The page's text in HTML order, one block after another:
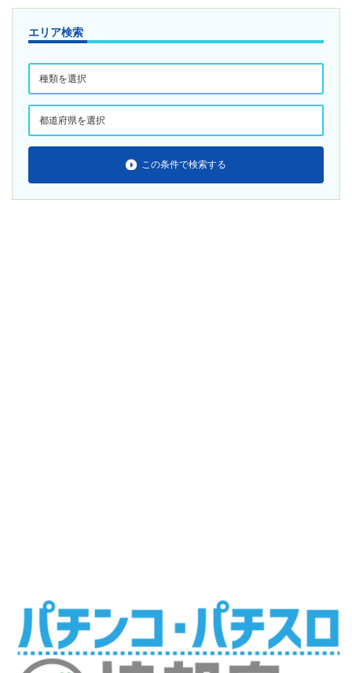
エリア検索
この条件で検索する